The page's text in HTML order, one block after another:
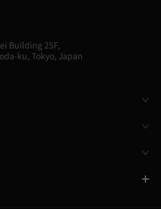
Building 25F,
ku, Tokyo, Japan